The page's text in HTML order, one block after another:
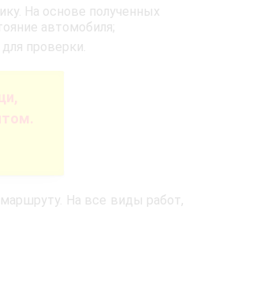
На основе полученных
автомобиля;
проверки.
На все виды работ,